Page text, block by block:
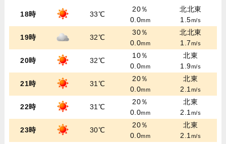
18時 33℃
20％
0.0mm
北北東
1.5m/s
19時 32℃
30％
0.0mm
北北東
1.7m/s
20時 32℃
10％
0.0mm
北東
1.9m/s
21時 31℃
20％
0.0mm
北東
2.1m/s
22時 31℃
20％
0.0mm
北東
2.1m/s
23時 30℃
20％
0.0mm
北東
2.1m/s